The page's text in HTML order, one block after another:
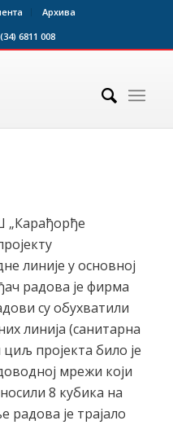
Архива
6811 008
„Карађорђе
линије у основној
радова је фирма
су обухватили
линија (санитарна
пројекта било је
мрежи који
8 кубика на
је трајало